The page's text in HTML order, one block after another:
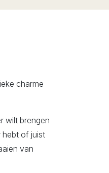
charme
wilt brengen
hebt of juist
van